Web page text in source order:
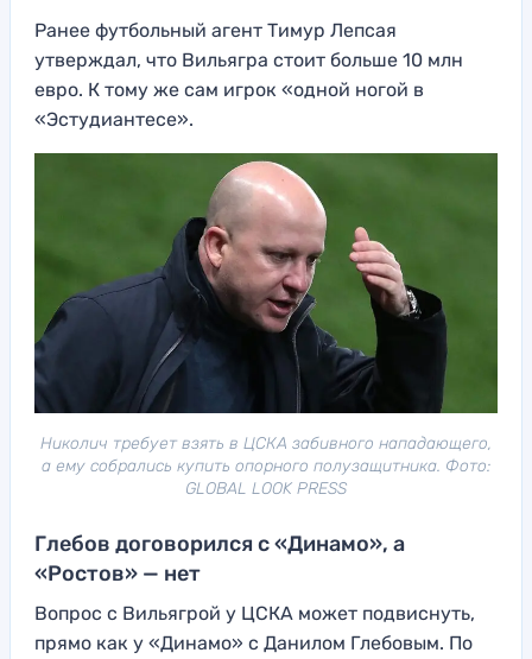
Ранее футбольный агент Тимур Лепсая
утверждал, что Вильягра стоит больше 10 млн
евро. К тому же сам игрок «одной ногой в
«Эстудиантесе».
Николич требует взять в ЦСКА забивного нападающего,
а ему собрались купить опорного полузащитника. Фото:
GLOBAL LOOK PRESS
Глебов договорился с «Динамо», а
«Ростов» — нет
Вопрос с Вильягрой у ЦСКА может подвиснуть,
прямо как у «Динамо» с Данилом Глебовым. По